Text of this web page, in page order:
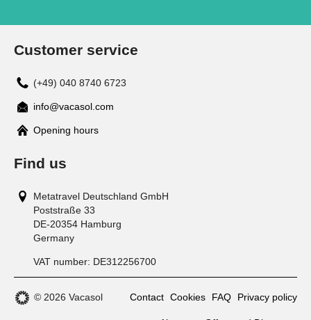
Customer service
(+49) 040 8740 6723
info@vacasol.com
Opening hours
Find us
Metatravel Deutschland GmbH
Poststraße 33
DE-20354 Hamburg
Germany
VAT number: DE312256700
© 2026 Vacasol Contact Cookies FAQ Privacy policy